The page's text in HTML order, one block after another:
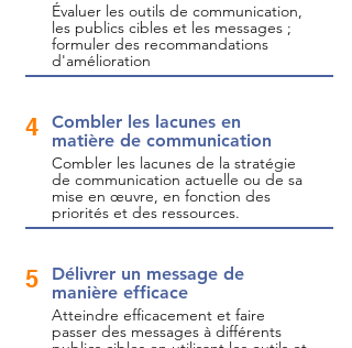
Évaluer les outils de communication,
les publics cibles et les messages ;
formuler des recommandations
d'amélioration
4
Combler les lacunes en
matière de communication
Combler les lacunes de la stratégie
de communication actuelle ou de sa
mise en œuvre, en fonction des
priorités et des ressources.
5
Délivrer un message de
manière efficace
Atteindre efficacement et faire
passer des messages à différents